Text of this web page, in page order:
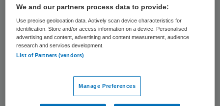
Nederland zou het zelfs om 50 procent
gaan. Dat blijkt uit een groot onderzoek van
29 experts uit 16 verschillende landen. Zij
hebben meerdere studies naast elkaar
De onderzoeksresultaten zijn gepubliceerd
in het wetenschappelijke tijdschrift New
We and our partners process data to provide:
Use precise geolocation data. Actively scan device characteristics for
identification. Store and/or access information on a device. Personalised
advertising and content, advertising and content measurement, audience
research and services development.
List of Partners (vendors)
Manage Preferences